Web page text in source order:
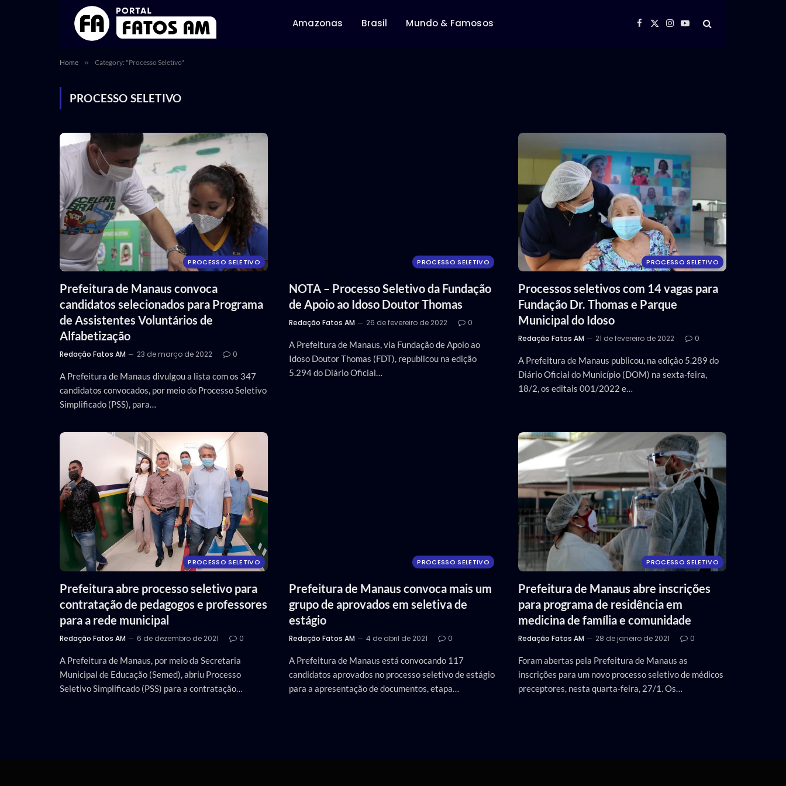
Amazonas Brasil Mundo & Famosos Facebook
X
Instagram
YouTube
Home » Category: "Processo Seletivo"
PROCESSO SELETIVO
PROCESSO SELETIVO
Prefeitura de Manaus convoca
candidatos selecionados para Programa
de Assistentes Voluntários de
Alfabetização
Redação Fatos AM 23 de março de 2022 0
A Prefeitura de Manaus divulgou a lista com os 347
candidatos convocados, por meio do Processo Seletivo
Simplificado (PSS), para…
PROCESSO SELETIVO
NOTA – Processo Seletivo da Fundação
de Apoio ao Idoso Doutor Thomas
Redação Fatos AM 26 de fevereiro de 2022 0
A Prefeitura de Manaus, via Fundação de Apoio ao
Idoso Doutor Thomas (FDT), republicou na edição
5.294 do Diário Oficial…
PROCESSO SELETIVO
Processos seletivos com 14 vagas para
Fundação Dr. Thomas e Parque
Municipal do Idoso
Redação Fatos AM 21 de fevereiro de 2022 0
A Prefeitura de Manaus publicou, na edição 5.289 do
Diário Oficial do Município (DOM) na sexta-feira,
18/2, os editais 001/2022 e…
PROCESSO SELETIVO
Prefeitura abre processo seletivo para
contratação de pedagogos e professores
para a rede municipal
Redação Fatos AM 6 de dezembro de 2021 0
A Prefeitura de Manaus, por meio da Secretaria
Municipal de Educação (Semed), abriu Processo
Seletivo Simplificado (PSS) para a contratação…
PROCESSO SELETIVO
Prefeitura de Manaus convoca mais um
grupo de aprovados em seletiva de
estágio
Redação Fatos AM 4 de abril de 2021 0
A Prefeitura de Manaus está convocando 117
candidatos aprovados no processo seletivo de estágio
para a apresentação de documentos, etapa…
PROCESSO SELETIVO
Prefeitura de Manaus abre inscrições
para programa de residência em
medicina de família e comunidade
Redação Fatos AM 28 de janeiro de 2021 0
Foram abertas pela Prefeitura de Manaus as
inscrições para um novo processo seletivo de médicos
preceptores, nesta quarta-feira, 27/1. Os…